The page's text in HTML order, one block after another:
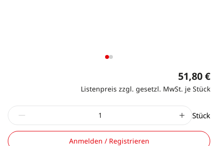
51,80 €
Listenpreis zzgl. gesetzl. MwSt. je Stück
Stück
Anmelden / Registrieren